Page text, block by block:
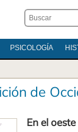
PSICOLOGÍA
de
En el oeste